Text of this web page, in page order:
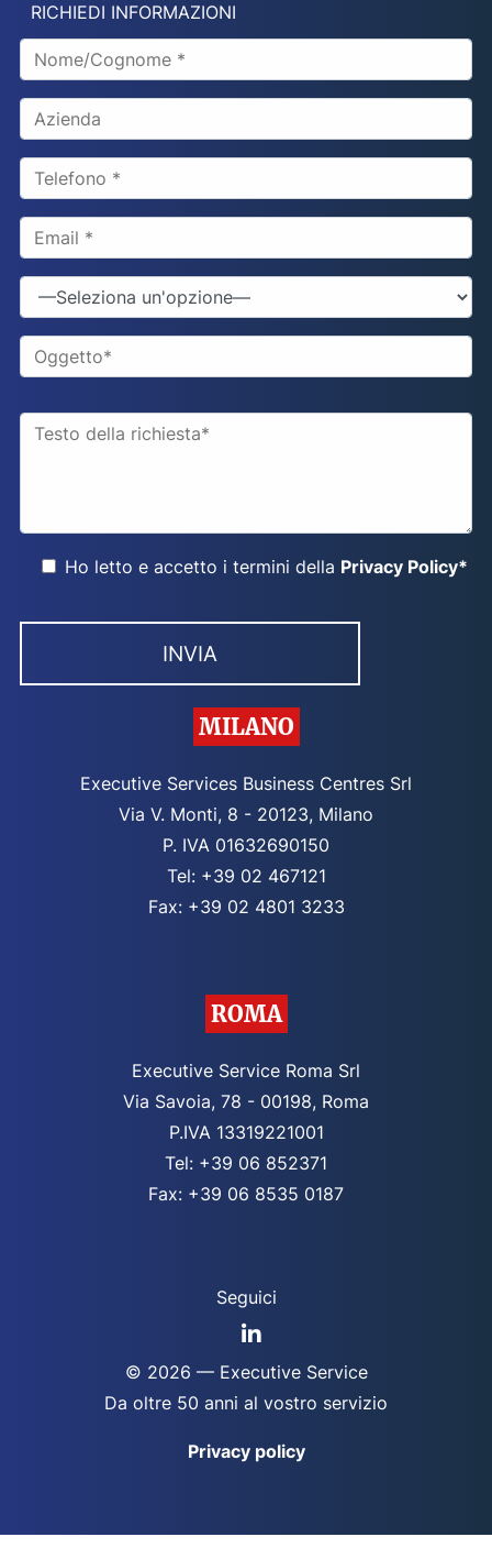
RICHIEDI INFORMAZIONI
Ho letto e accetto i termini della Privacy Policy*
MILANO
Executive Services Business Centres Srl
Via V. Monti, 8 - 20123, Milano
P. IVA 01632690150
Tel: +39 02 467121
Fax: +39 02 4801 3233
ROMA
Executive Service Roma Srl
Via Savoia, 78 - 00198, Roma
P.IVA 13319221001
Tel: +39 06 852371
Fax: +39 06 8535 0187
Seguici
© 2026 — Executive Service
Da oltre 50 anni al vostro servizio
Privacy policy